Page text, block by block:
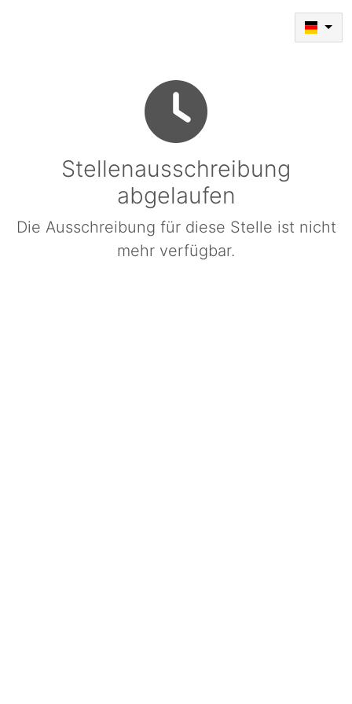
Stellenausschreibung
abgelaufen
Die Ausschreibung für diese Stelle ist nicht
mehr verfügbar.